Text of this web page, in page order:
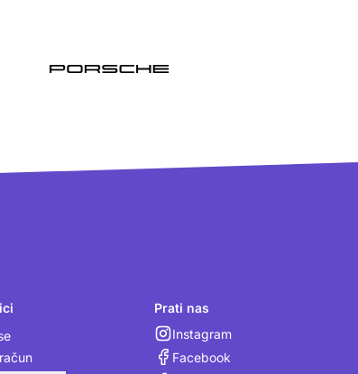
Prati nas
Instagram
Facebook